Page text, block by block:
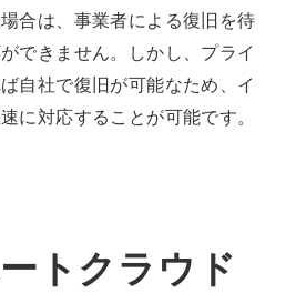
合は、事業者による復旧を待
できません。しかし、プライ
自社で復旧が可能なため、イ
に対応することが可能です。
トクラウド